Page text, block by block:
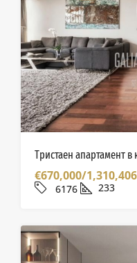
Тристаен апартамент
€670,000/
6176 233